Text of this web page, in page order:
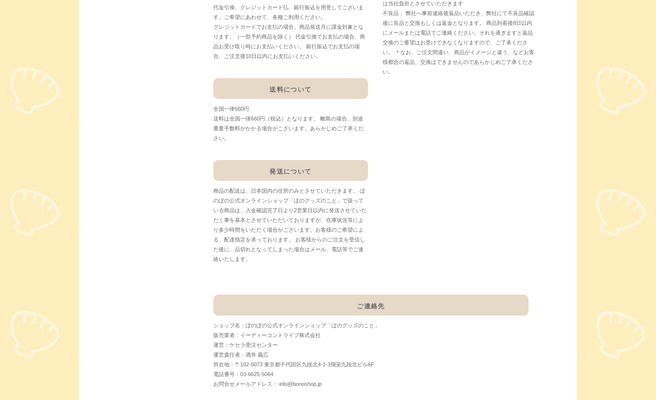
代金引換、クレジットカード払、銀行振込を用意してございま
す。ご希望にあわせて、各種ご利用ください。
クレジットカードでお支払の場合、商品発送月に課金対象とな
ります。（一部予約商品を除く） 代金引換でお支払の場合、商
品お受け取り時にお支払いください。 銀行振込でお支払の場
合、ご注文後10日以内にお支払いください。
送料について
全国一律660円
送料は全国一律660円（税込）となります。 離島の場合、別途
重量手数料がかかる場合がこざいます。あらかじめご了承くだ
さい。
発送について
商品の配送は、日本国内の住所のみとさせていただきます。 ぼ
のぼの公式オンラインショップ「ぼのグッズのこと」で扱って
いる商品は、入金確認完了日より2営業日以内に発送させていた
だく事を基本とさせていただいておりますが、在庫状況等によ
り多少時間をいただく場合がございます。お客様のご希望によ
る、配達指定を承っております。 お客様からのご注文を受信し
た後に、品切れとなってしまった場合はメール、電話等でご連
絡いたします。
は当社負担とさせていただきます
不良品： 弊社へ事前連絡後返品いただき、弊社にて不良品確認
後に良品と交換もしくは返金となります。 商品到着後8日以内
にメールまたは電話でご連絡ください。それを過ぎますと返品
交換のご要望はお受けできなくなりますので、ご了承くださ
い。 ＊なお、ご注文間違い、商品がイメージと違う、などお客
様都合の返品、交換はできませんのであらかじめご了承くださ
い。
ご連絡先
ショップ名：ぼのぼの公式オンラインショップ「ぼのグッズのこと」
販売業者：イーディーコントライブ株式会社
運営：ケセラ受注センター
運営責任者：酒井 義広
所在地：〒102-0073 東京都千代田区九段北4-1-3飛栄九段北ビル6F
電話番号：03-6625-5064
お問合せメールアドレス： info@bonoshop.jp